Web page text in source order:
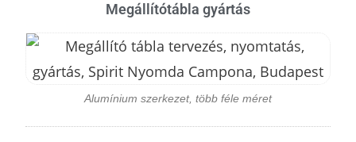
Megállítótábla gyártás
Alumínium szerkezet, több féle méret